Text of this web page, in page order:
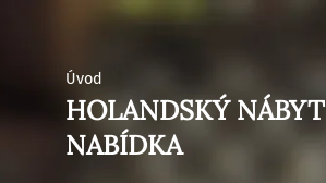
Úvod
HOLANDSKÝ
NABÍDKA